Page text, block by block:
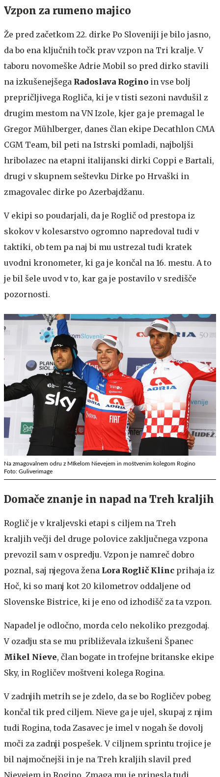
Vzpon za rumeno majico
Že pred začetkom 22. dirke Po Sloveniji je bilo jasno,
da bo ena ključnih točk prav vzpon na Tri kralje. V
taboru novomeške Adrie Mobil so pred dirko stavili
na izkušenejšega Radoslava Rogino in vse bolj
prepričljivega Rogliča, ki je v tisti sezoni navdušil z
drugim mestom na VN Izole, kjer ga je premagal le
Gregor Mühlberger, danes član ekipe Decathlon CMA
CGM Team, bil peti na Istrski pomladi, najboljši
hribolazec na etapni italijanski dirki Coppi e Bartali,
drugi v skupnem seštevku Dirke po Hrvaški in
zmagovalec dirke po Azerbajdžanu.
V ekipi so poudarjali, da je Roglič od prestopa iz
skokov v kolesarstvo ogromno napredoval tudi v
taktiki, ob tem pa naj bi mu ustrezal tudi kratek
uvodni kronometer, ki ga je končal na 16. mestu. A to
je bil šele uvod v to, kar ga je postavilo v središče
pozornosti.
Na zmagovalnem odru z MIkelom Nievejem in moštvenim kolegom Rogino
Foto: Guliverimage
Domače znanje in napad na Treh kraljih
Roglič je v kraljevski etapi s ciljem na Treh
kraljih večji del druge polovice zaključnega vzpona
prevozil sam v ospredju. Vzpon je namreč dobro
poznal, saj njegova žena Lora Roglič Klinc prihaja iz
Hoč, ki so manj kot 20 kilometrov oddaljene od
Slovenske Bistrice, ki je eno od izhodišč za ta vzpon.
Napadel je odločno, morda celo nekoliko prezgodaj.
V ozadju sta se mu približevala izkušeni Španec
Mikel Nieve, član bogate in trofejne britanske ekipe
Sky, in Rogličev moštveni kolega Rogina.
V zadnjih metrih se je zdelo, da se bo Rogličev pobeg
končal tik pred ciljem. Nieve ga je ujel, skupaj z njim
tudi Rogina, toda Zasavec je imel v nogah še dovolj
moči za zadnji pospešek. V ciljnem sprintu trojice je
bil najmočnejši in je na Treh kraljih slavil pred
Nievejem in Rogino. Zmaga mu je prinesla tudi